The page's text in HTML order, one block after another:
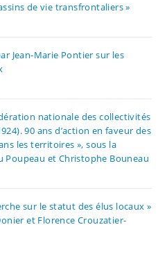
de vie transfrontaliers »
Jean-Marie Pontier sur les
nationale des collectivités
90 ans d’action en faveur des
les territoires », sous la
et Christophe Bouneau
sur le statut des élus locaux »
et Florence Crouzatier-